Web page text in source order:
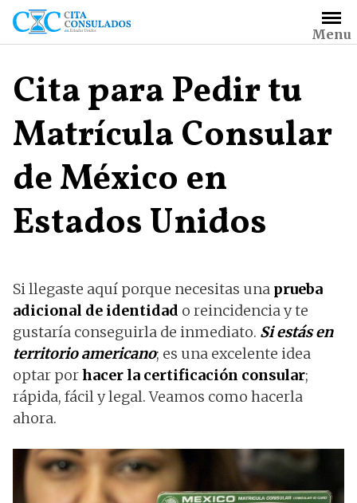
Saltar
contenido
Menu
Cita para Pedir tu
Matrícula Consular
de México en
Estados Unidos
Si llegaste aquí porque necesitas una prueba
adicional de identidad o reincidencia y te
gustaría conseguirla de inmediato. Si estás en
territorio americano; es una excelente idea
optar porhacer la certificación consular;
rápida, fácil y legal. Veamos como hacerla
ahora.